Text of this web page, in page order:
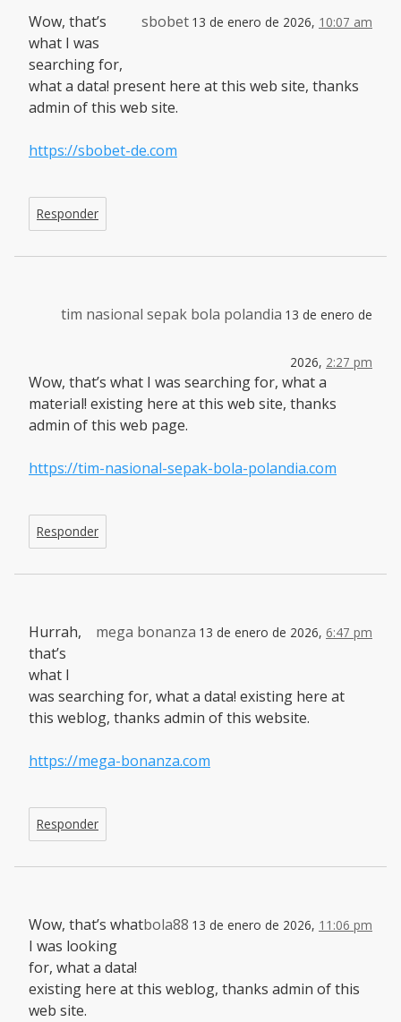
sbobet 13 de enero de 2026, 10:07 am
Wow, that’s
what I was
searching for,
what a data! present here at this web site, thanks
admin of this web site.
https://sbobet-de.com
Responder
tim nasional sepak bola polandia 13 de enero de
2026, 2:27 pm
Wow, that’s what I was searching for, what a
material! existing here at this web site, thanks
admin of this web page.
https://tim-nasional-sepak-bola-polandia.com
Responder
mega bonanza 13 de enero de 2026, 6:47 pm
Hurrah,
that’s
what I
was searching for, what a data! existing here at
this weblog, thanks admin of this website.
https://mega-bonanza.com
Responder
bola88 13 de enero de 2026, 11:06 pm
Wow, that’s what
I was looking
for, what a data!
existing here at this weblog, thanks admin of this
web site.